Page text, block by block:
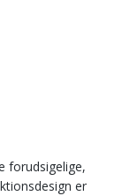
forudsigelige,
er